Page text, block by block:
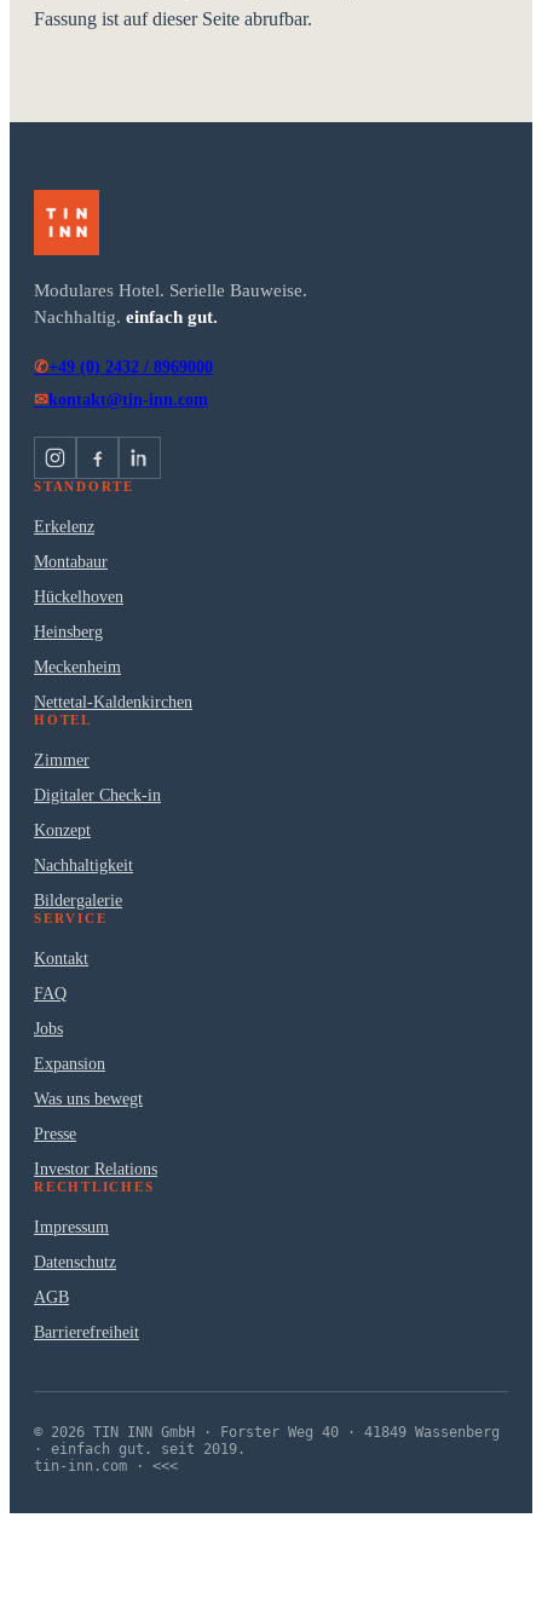
Fassung ist auf dieser Seite abrufbar.
Modulares Hotel. Serielle Bauweise.
Nachhaltig. einfach gut.
✆+49 (0) 2432 / 8969000
✉kontakt@tin-inn.com
STANDORTE
Erkelenz
Montabaur
Hückelhoven
Heinsberg
Meckenheim
Nettetal-Kaldenkirchen
HOTEL
Zimmer
Digitaler Check-in
Konzept
Nachhaltigkeit
Bildergalerie
SERVICE
Kontakt
FAQ
Jobs
Expansion
Was uns bewegt
Presse
Investor Relations
RECHTLICHES
Impressum
Datenschutz
AGB
Barrierefreiheit
© 2026 TIN INN GmbH · Forster Weg 40 · 41849 Wassenberg
· einfach gut. seit 2019.
tin-inn.com · <<<